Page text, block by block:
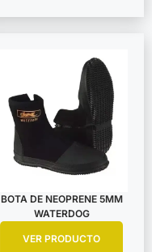
BOTA DE NEOPRENE 5MM
WATERDOG
VER PRODUCTO